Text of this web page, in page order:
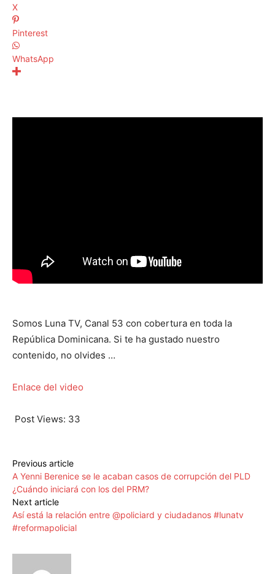
X
Pinterest
WhatsApp
Somos Luna TV, Canal 53 con cobertura en toda la
República Dominicana. Si te ha gustado nuestro
contenido, no olvides …
Enlace del video
Post Views: 33
Previous article
A Yenni Berenice se le acaban casos de corrupción del PLD
¿Cuándo iniciará con los del PRM?
Next article
Así está la relación entre @policiard y ciudadanos #lunatv
#reformapolicial